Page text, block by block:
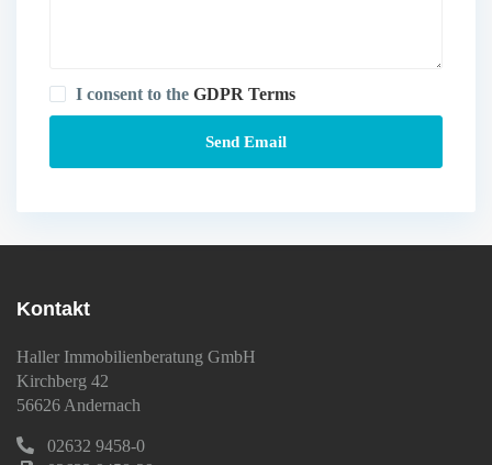
I consent to theGDPR Terms
Kontakt
Haller Immobilienberatung GmbH
Kirchberg 42
56626 Andernach
02632 9458-0